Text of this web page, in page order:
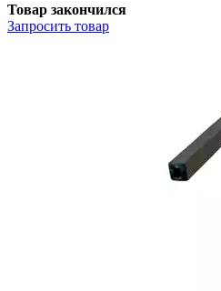
Товар закончился
Запросить товар